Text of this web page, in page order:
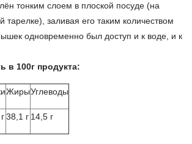
тонким слоем в плоской посуде (на
тарелке), заливая его таким количеством
одновременно был доступ и к воде, и к
в 100г продукта:
ЖирыУглеводы
38,1 г 14,5 г